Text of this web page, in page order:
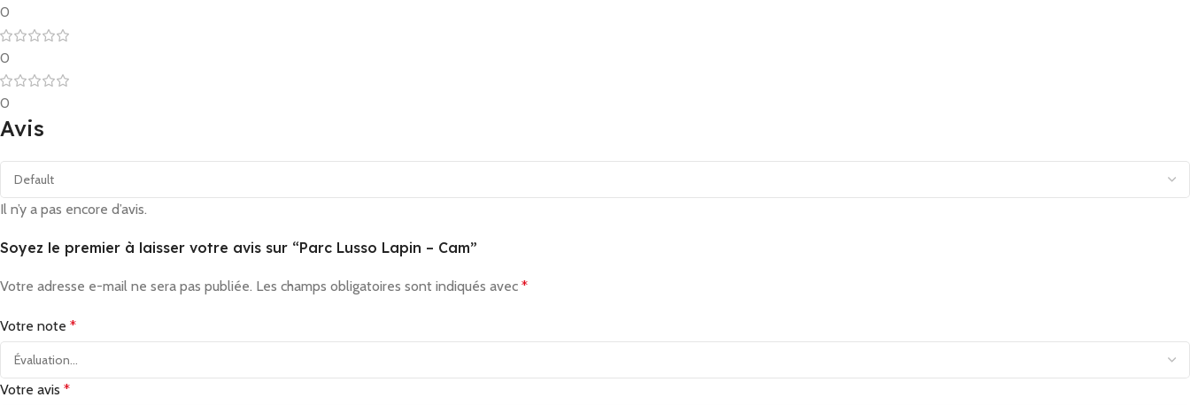
0
0
0
Avis
Il n’y a pas encore d’avis.
Soyez le premier à laisser votre avis sur “Parc Lusso Lapin – Cam”
Votre adresse e-mail ne sera pas publiée. Les champs obligatoires sont indiqués avec *
Votre note *
Votre avis *